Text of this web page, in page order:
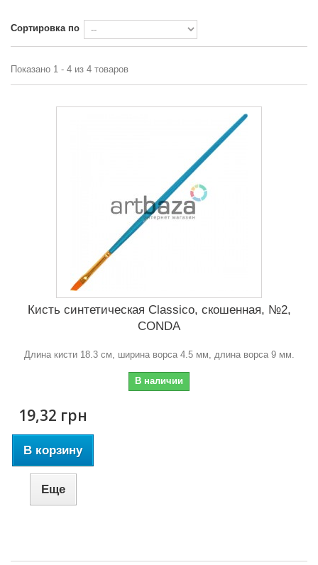
Сортировка по
Показано 1 - 4 из 4 товаров
Кисть синтетическая Classico, скошенная, №2,
CONDA
Длина кисти 18.3 см, ширина ворса 4.5 мм, длина ворса 9 мм.
В наличии
19,32 грн
В корзину
Еще